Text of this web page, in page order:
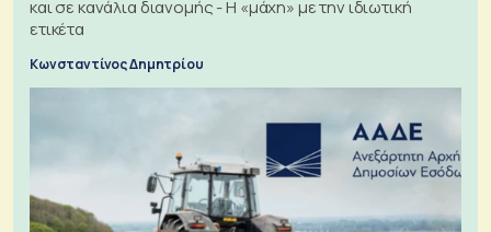
και σε κανάλια διανομής - Η «μάχη» με την ιδιωτική
ετικέτα
Κωνσταντίνος Δημητρίου